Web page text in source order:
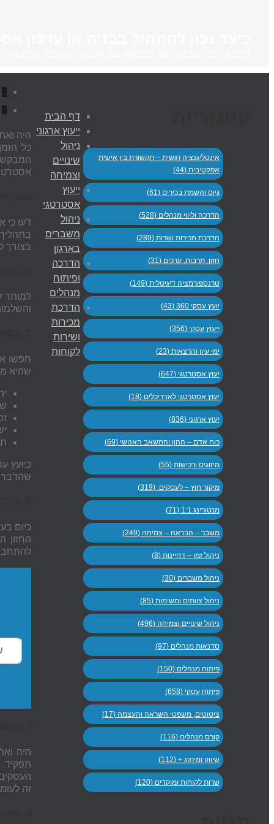
היה
כל
אסטרטגיה עסקית"?
דעו כי
בצורך
למותר
חפשו
שהיא
כיועץ
שהדבר
כיום
החזון
היה
תפקיד
זה
אינטליגנציה רגשית – תקשורת בין אישית
אפקטיבית (44)
גיוס והשמת בכירים (61)
הדרכה וליווי מנהלים (528)
הדרכת מכירות ושרות (289)
חזון. תרבות. ערכים (31)
טרנספורמציה דיגיטלית (149)
יועץ עסקי 360 (43)
ייעוץ עסקי (356)
ימי עיון והרצאות (23)
יעוץ אסטרטגי (647)
יעוץ אסטרטגי לאדריכלים (18)
יעוץ ארגוני (836)
כוח אדם – ההון והמשאב האנושי (69)
מיזוגים ורכישות (55)
מיקור חוץ – לעסקים. (319)
מנטורינג 1:1 (71)
משבר – הבראה – צמיחה (249)
ניהול זמן – דחיינות (8)
ניהול משברים (30)
ניהול צוותים ומשימות (85)
ניהול שינויים וצמיחה (496)
סדנאות מנהלים (97)
פיתוח מנהלים (150)
פיתוח עסקי (658)
ציטוטים, משפטי השראה והעצמה (17)
קורס מנהלים (116)
שיווק ומיתוג + (112)
שרות לקוחות ומוקדים (120)
דף הבית
ייעוץ ארגוני
ניהול
שינויים
וצמיחה
ייעוץ
אסטרטגי
ניהול
משברים
בארגון
הדרכה
ופיתוח
מנהלים
הדרכת
מכירות
ושירות
לקוחות